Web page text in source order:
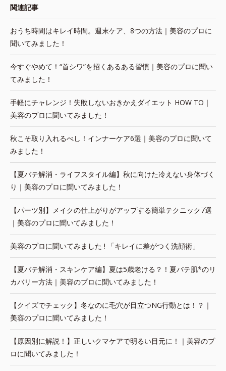
関連記事
おうち時間はキレイ時間。週末ケア、8つの方法｜美容のプロに
聞いてみました！
今すぐやめて！“首シワ”を招くあるある習慣｜美容のプロに聞い
てみました！
手軽にチャレンジ！失敗しないおきかえダイエット HOW TO｜
美容のプロに聞いてみました！
秋こそ取り入れるべし！インナーケア6選｜美容のプロに聞いて
みました！
【夏バテ解消・ライフスタイル編】秋に向けた冷えない身体づく
り｜美容のプロに聞いてみました！
【パーツ別】メイクの仕上がりがアップする簡単テクニック7選
｜美容のプロに聞いてみました！
美容のプロに聞いてみました ! 「キレイに差がつく洗顔術」
【夏バテ解消・スキンケア編】夏は5歳老ける？！夏バテ肌*のリ
カバリー方法｜美容のプロに聞いてみました！
【クイズでチェック】冬なのに毛穴が目立つNG行動とは！？｜
美容のプロに聞いてみました！
【原因別に解説！】正しいクマケアで明るい目元に！｜美容のプ
ロに聞いてみました！